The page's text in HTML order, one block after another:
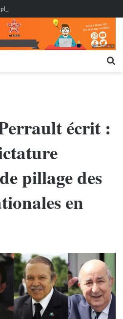
écrit :
pillage des
en